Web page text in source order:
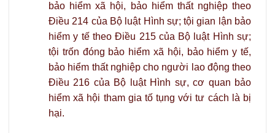
bảo hiểm xã hội, bảo hiểm thất nghiệp theo
Điều 214 của Bộ luật Hình sự; tội gian lận bảo
hiểm y tế theo Điều 215 của Bộ luật Hình sự;
tội trốn đóng bảo hiểm xã hội, bảo hiểm y tế,
bảo hiểm thất nghiệp cho người lao động theo
Điều 216 của Bộ luật Hình sự, cơ quan bảo
hiểm xã hội tham gia tố tụng với tư cách là bị
hại.